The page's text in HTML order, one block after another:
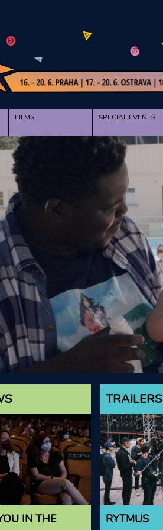
FILMS SPECIAL EVENTS
IN THE
TRAILERS
RYTMUS